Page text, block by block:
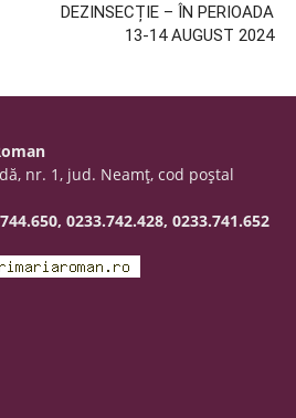
DEZINSECȚIE – ÎN PERIOADA
13-14 AUGUST 2024
nr. 1, jud. Neamţ, cod poştal
0233.742.428, 0233.741.652